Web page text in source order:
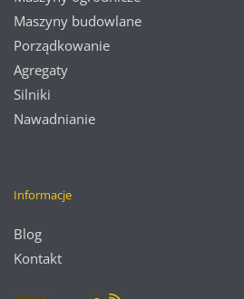
Maszyny budowlane
Porządkowanie
Agregaty
Silniki
Nawadnianie
Informacje
Blog
Kontakt